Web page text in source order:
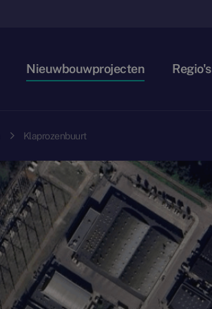
Nieuwbouwprojecten Regio's
Klaprozenbuurt